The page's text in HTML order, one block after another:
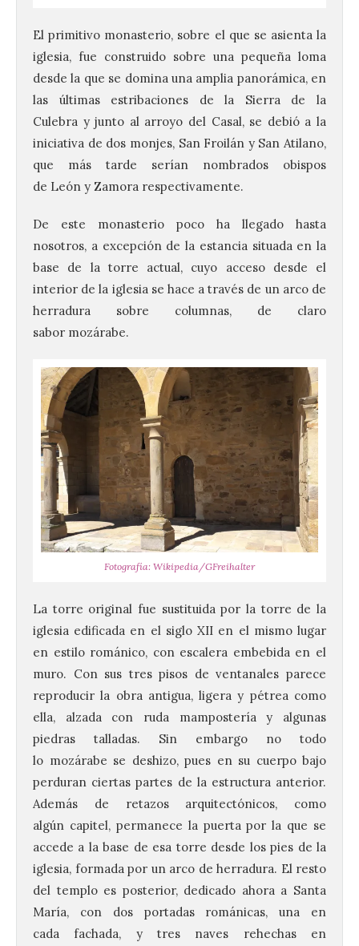
El primitivo monasterio, sobre el que se asienta la
iglesia, fue construido sobre una pequeña loma
desde la que se domina una amplia panorámica, en
las últimas estribaciones de la Sierra de la
Culebra y junto al arroyo del Casal, se debió a la
iniciativa de dos monjes, San Froilán y San Atilano,
que más tarde serían nombrados obispos
de León y Zamora respectivamente.
De este monasterio poco ha llegado hasta
nosotros, a excepción de la estancia situada en la
base de la torre actual, cuyo acceso desde el
interior de la iglesia se hace a través de un arco de
herradura sobre columnas, de claro
sabor mozárabe.
Fotografía: Wikipedia/GFreihalter
La torre original fue sustituida por la torre de la
iglesia edificada en el siglo XII en el mismo lugar
en estilo románico, con escalera embebida en el
muro. Con sus tres pisos de ventanales parece
reproducir la obra antigua, ligera y pétrea como
ella, alzada con ruda mampostería y algunas
piedras talladas. Sin embargo no todo
lo mozárabe se deshizo, pues en su cuerpo bajo
perduran ciertas partes de la estructura anterior.
Además de retazos arquitectónicos, como
algún capitel, permanece la puerta por la que se
accede a la base de esa torre desde los pies de la
iglesia, formada por un arco de herradura. El resto
del templo es posterior, dedicado ahora a Santa
María, con dos portadas románicas, una en
cada fachada, y tres naves rehechas en